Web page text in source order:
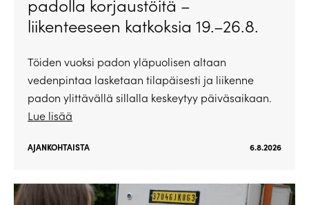
padolla korjaustöitä –
liikenteeseen katkoksia 19.–26.8.
Töiden vuoksi padon yläpuolisen altaan
vedenpintaa lasketaan tilapäisesti ja liikenne
padon ylittävällä sillalla keskeytyy päiväsaikaan.
Lue lisää
AJANKOHTAISTA 6.8.2026